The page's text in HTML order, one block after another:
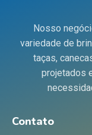
Nosso
variedade de
taças,
projetados
Contato